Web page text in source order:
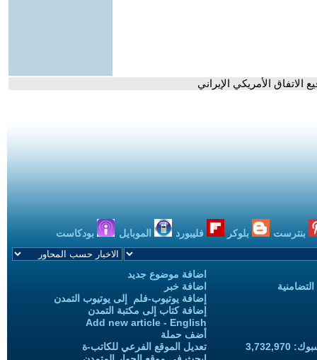
الاتفاق الأمريكي الإيراني
بنترست بلوكر فليبورد الموبايل بودكاست
اضافة موضوع جديد
اضافة خبر
إضافة يوتيوب-فلم إلى يوتيوب التمدن
إضافة كتاب إلى مكتبة التمدن
Add new article - English
أضف حملة
تعديل الموقع الفرعي للكاتب-ة